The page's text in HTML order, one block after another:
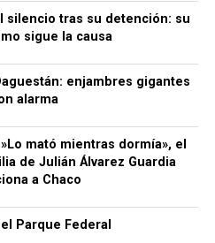
silencio tras su detención: su
sigue la causa
enjambres gigantes
alarma
mató mientras dormía», el
de Julián Álvarez Guardia
a Chaco
Parque Federal